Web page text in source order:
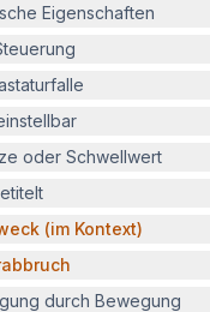
Eigenschaften
oder Schwellwert
(im Kontext)
durch Bewegung